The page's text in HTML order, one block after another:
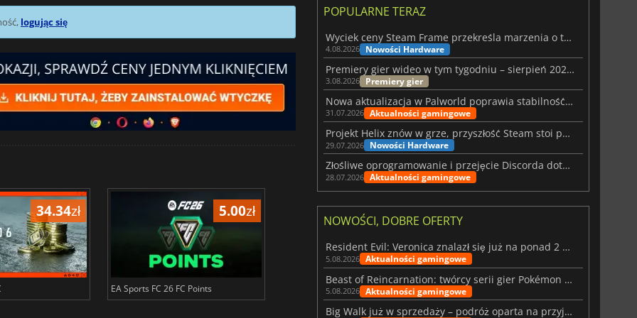
logując się
34.34zł 5.00zł
EA Sports FC 26 FC Points
15.72zł
NBA 2K26 Virtual Currency
32.00
Madden NFL 26 Points
POPULARNE TERAZ
Wyciek ceny Steam Frame przekreśla marzenia o tanim zestawie VR
4.08.2026 Nowości Hardware
Premiery gier wideo w tym tygodniu – sierpień 2026 r. (32. tydzień)
3.08.2026 Premiery gier
Nowa aktualizacja w Palworld poprawia stabilność Sunreach i walk z bossami
31.07.2026 Aktualności gamingowe
Projekt Helix znów w grze, przyszłość Steam stoi pod znakiem zapytania
29.07.2026 Nowości Hardware
Złośliwe oprogramowanie i przejęcie Discorda dotknęły Meccha Chameleon
28.07.2026 Aktualności gamingowe
NOWOŚCI, DOBRE OFERTY
Resident Evil: Veronica znalazł się już na ponad 2 milionach list życzeń
5.08.2026 Aktualności gamingowe
Beast of Reincarnation: twórcy serii gier Pokémon wkraczają na nową ścieżkę
5.08.2026 Aktualności gamingowe
Big Walk już w sprzedaży – podróż oparta na przyjaźni